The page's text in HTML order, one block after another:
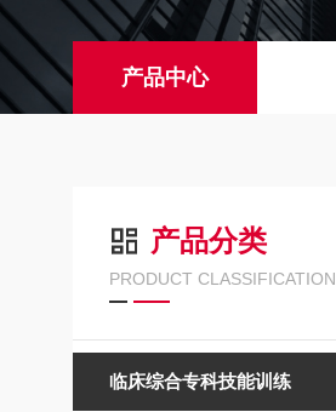
产品中心
产品分类
PRODUCT CLASSIFICATION
临床综合专科技能训练